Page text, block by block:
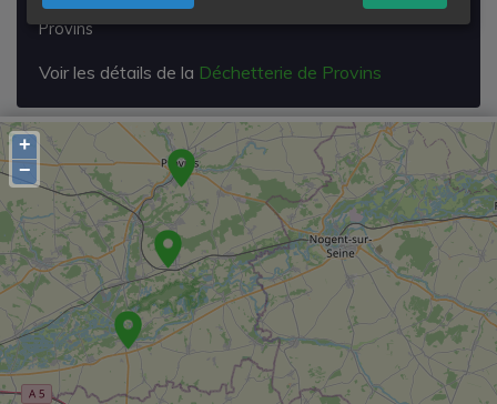
77160
Provins
Voir les détails de la Déchetterie de Provins
+
−